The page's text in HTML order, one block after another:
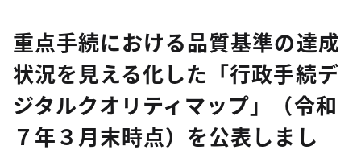
重点手続における品質基準の達成
状況を見える化した「行政手続デ
ジタルクオリティマップ」（令和
７年３月末時点）を公表しまし